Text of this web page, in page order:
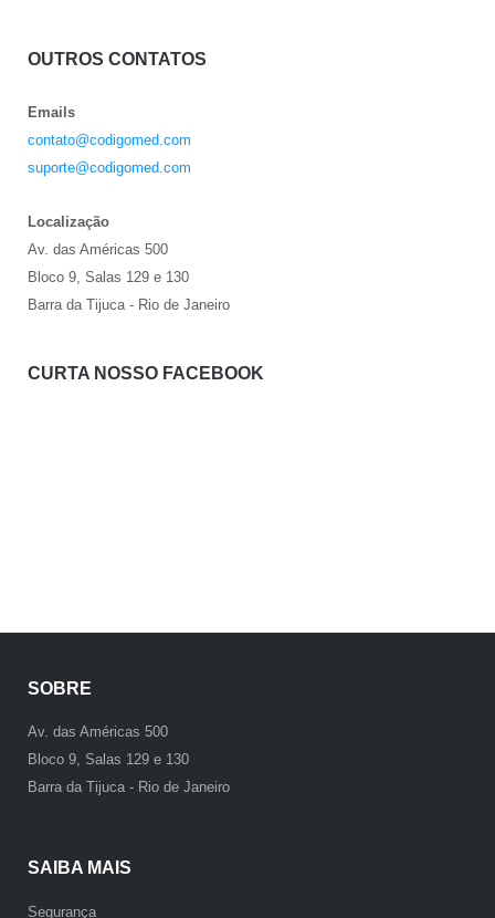
OUTROS CONTATOS
Emails
contato@codigomed.com
suporte@codigomed.com
Localização
Av. das Américas 500
Bloco 9, Salas 129 e 130
Barra da Tijuca - Rio de Janeiro
CURTA NOSSO FACEBOOK
SOBRE
Av. das Américas 500
Bloco 9, Salas 129 e 130
Barra da Tijuca - Rio de Janeiro
SAIBA MAIS
Segurança